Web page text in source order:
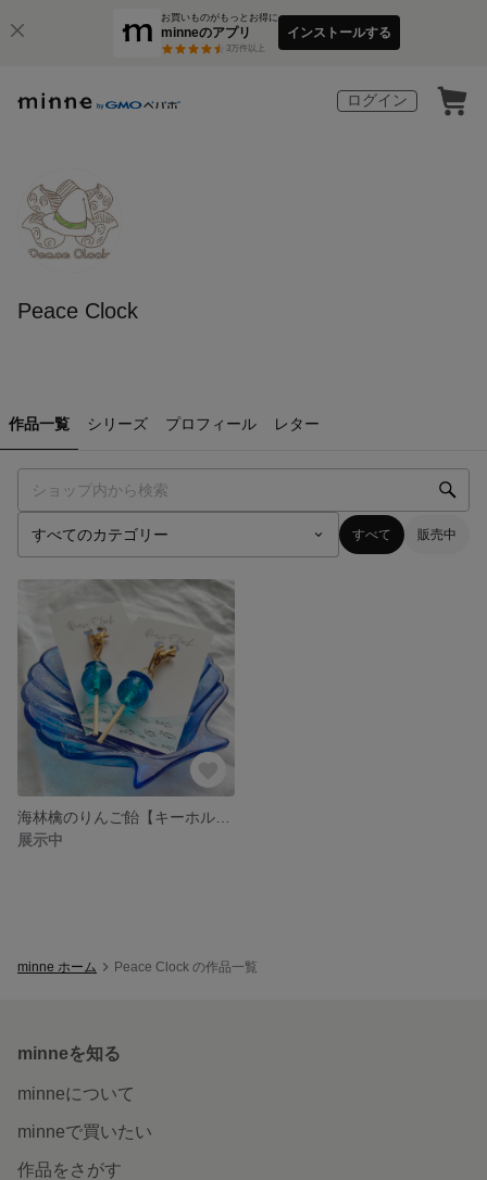
お買いものがもっとお得に
minneのアプリ
3万件以上
インストールする
ログイン
Peace Clock
作品一覧 シリーズ プロフィール レター
すべて 販売中
展示中
minne ホーム Peace Clock の作品一覧
minneを知る
minneについて
minneで買いたい
作品をさがす